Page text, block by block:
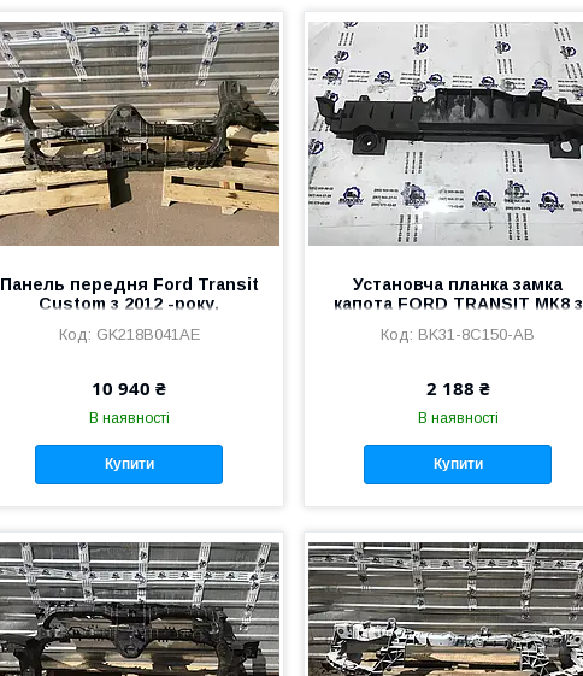
Панель передня Ford Transit
Custom з 2012 -року,
GK218B041AE
10 940 ₴
В наявності
Купити
Установча планка замка
капота FORD TRANSIT МК8 з
BK31-8C150-AB
2 188 ₴
В наявності
Купити